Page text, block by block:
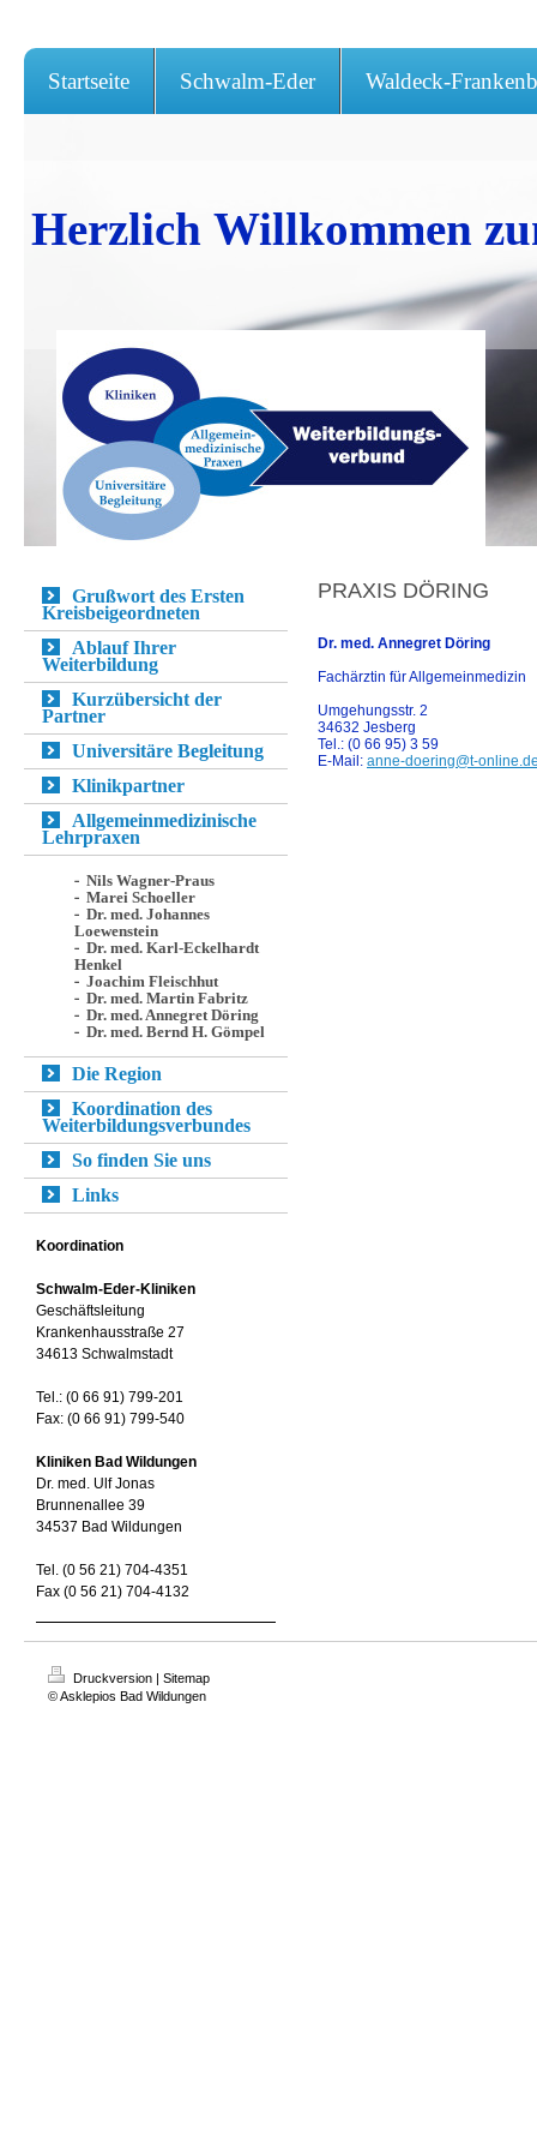
Startseite Schwalm-Eder Waldeck-
Herzlich Willkommen
Grußwort des Ersten
Kreisbeigeordneten
Ablauf Ihrer
Weiterbildung
Kurzübersicht der
Partner
Universitäre Begleitung
Klinikpartner
Allgemeinmedizinische
Lehrpraxen
Nils Wagner-Praus
Marei Schoeller
Dr. med. Johannes
Loewenstein
Dr. med. Karl-Eckelhardt
Henkel
Joachim Fleischhut
Dr. med. Martin Fabritz
Dr. med. Annegret Döring
Dr. med. Bernd H. Gömpel
Die Region
Koordination des
Weiterbildungsverbundes
So finden Sie uns
Links
Koordination
Schwalm-Eder-Kliniken
Geschäftsleitung
Krankenhausstraße 27
34613 Schwalmstadt
Tel.: (0 66 91) 799-201
Fax: (0 66 91) 799-540
Kliniken Bad Wildungen
Dr. med. Ulf Jonas
Brunnenallee 39
34537 Bad Wildungen
Tel. (0 56 21) 704-4351
Fax (0 56 21) 704-4132
PRAXIS DÖRING
Dr. med. Annegret Döring
Fachärztin für Allgemeinmedizin
Umgehungsstr. 2
34632 Jesberg
Tel.: (0 66 95) 3 59
E-Mail: anne-doering@t-
Druckversion | Sitemap
© Asklepios Bad Wildungen